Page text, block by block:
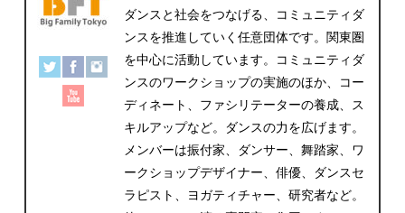
ダンスと社会をつなげる、コミュニティダ
ンスを推進していく任意団体です。関東圏
を中心に活動しています。コミュニティダ
ンスのワークショップの実施のほか、コー
ディネート、ファシリテーターの養成、ス
キルアップなど。ダンスの力を広げます。
メンバーは振付家、ダンサー、舞踏家、ワ
ークショップデザイナー、俳優、ダンスセ
ラピスト、ヨガティチャー、研究者など。